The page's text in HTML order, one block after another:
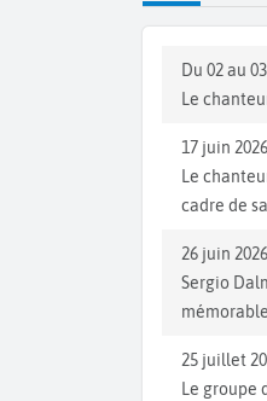
Du 02 au
Le
17 juin
Le
cadre de
26 juin
Sergio
25 juillet
Le groupe